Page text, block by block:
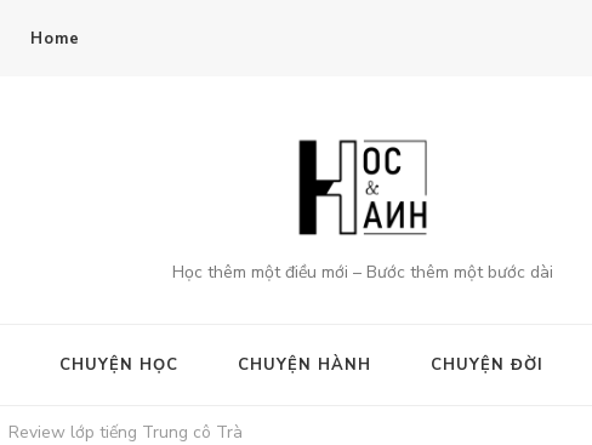
Home
Học thêm một điều mới – Bước thêm một bước dài
CHUYỆN HỌC CHUYỆN HÀNH CHUYỆN ĐỜI
Review lớp tiếng Trung cô Trà